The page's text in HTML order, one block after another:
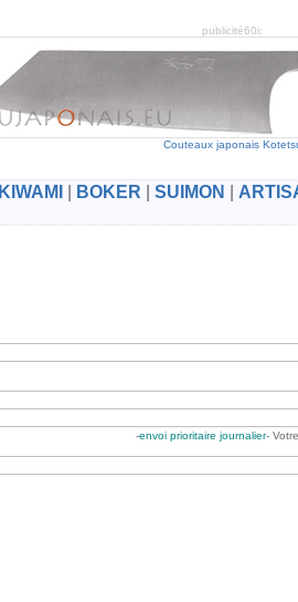
publicité60i:
Couteaux japonais
KIWAMI BOKER SUIMON
-envoi prioritaire journalier-